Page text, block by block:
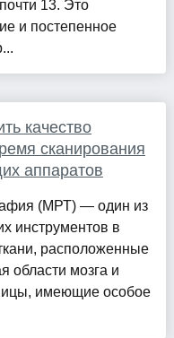
13. Это
и постепенное
качество
сканирования
аппаратов
(МРТ) — один из
инструментов в
расположенные
области мозга и
имеющие особое